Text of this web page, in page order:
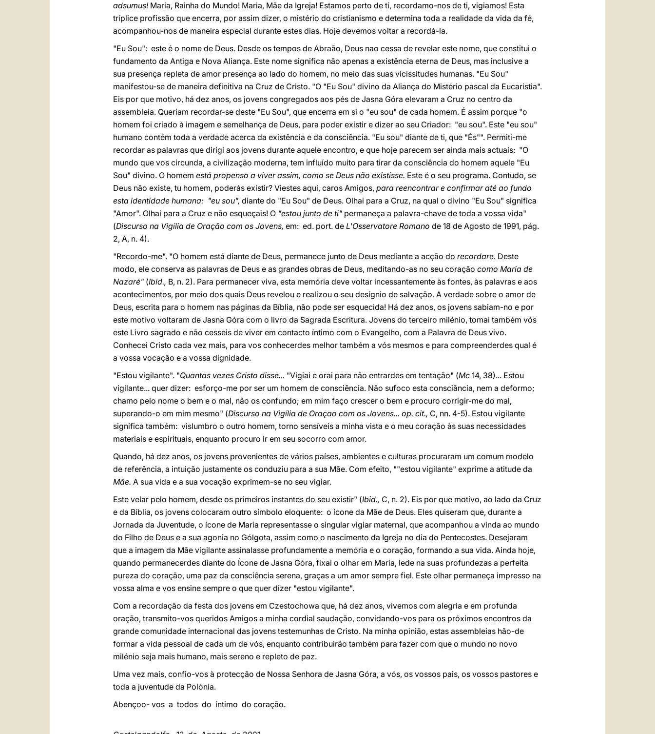
adsumus! Maria, Rainha do Mundo! Maria, Mãe da Igreja! Estamos perto de ti, recordamo-nos de ti, vigiamos! Esta
tríplice profissão que encerra, por assim dizer, o mistério do cristianismo e determina toda a realidade da vida da fé,
acompanhou-nos de maneira especial durante estes dias. Hoje devemos voltar a recordá-la.
"Eu Sou": este é o nome de Deus. Desde os tempos de Abraão, Deus nao cessa de revelar este nome, que constitui o
fundamento da Antiga e Nova Aliança. Este nome significa não apenas a existência eterna de Deus, mas inclusive a
sua presença repleta de amor presença ao lado do homem, no meio das suas vicissitudes humanas. "Eu Sou"
manifestou-se de maneira definitiva na Cruz de Cristo. "O "Eu Sou" divino da Aliança do Mistério pascal da Eucaristia".
Eis por que motivo, há dez anos, os jovens congregados aos pés de Jasna Góra elevaram a Cruz no centro da
assembleia. Queriam recordar-se deste "Eu Sou", que encerra em si o "eu sou" de cada homem. É assim porque "o
homem foi criado à imagem e semelhança de Deus, para poder existir e dizer ao seu Criador: "eu sou". Este "eu sou"
humano contém toda a verdade acerca da existência e da consciência. "Eu sou" diante de ti, que "És"". Permiti-me
recordar as palavras que dirigi aos jovens durante aquele encontro, e que hoje parecem ser ainda mais actuais: "O
mundo que vos circunda, a civilização moderna, tem influído muito para tirar da consciência do homem aquele "Eu
Sou" divino. O homem está propenso a viver assim, como se Deus não existisse. Este é o seu programa. Contudo, se
Deus não existe, tu homem, poderás existir? Viestes aqui, caros Amigos, para reencontrar e confirmar até ao fundo
esta identidade humana: "eu sou", diante do "Eu Sou" de Deus. Olhai para a Cruz, na qual o divino "Eu Sou" significa
"Amor". Olhai para a Cruz e não esqueçais! O "estou junto de ti" permaneça a palavra-chave de toda a vossa vida"
(Discurso na Vigília de Oração com os Jovens, em: ed. port. de L'Osservatore Romano de 18 de Agosto de 1991, pág.
2, A, n. 4).
"Recordo-me". "O homem está diante de Deus, permanece junto de Deus mediante a acção do recordare. Deste
modo, ele conserva as palavras de Deus e as grandes obras de Deus, meditando-as no seu coração como Maria de
Nazaré" (Ibid., B, n. 2). Para permanecer viva, esta memória deve voltar incessantemente às fontes, às palavras e aos
acontecimentos, por meio dos quais Deus revelou e realizou o seu desígnio de salvação. A verdade sobre o amor de
Deus, escrita para o homem nas páginas da Bíblia, não pode ser esquecida! Há dez anos, os jovens sabiam-no e por
este motivo voltaram de Jasna Góra com o livro da Sagrada Escritura. Jovens do terceiro milénio, tomai também vós
este Livro sagrado e não cesseis de viver em contacto íntimo com o Evangelho, com a Palavra de Deus vivo.
Conhecei Cristo cada vez mais, para vos conhecerdes melhor também a vós mesmos e para compreenderdes qual é
a vossa vocação e a vossa dignidade.
"Estou vigilante". "Quantas vezes Cristo disse... "Vigiai e orai para não entrardes em tentação" (Mc 14, 38)... Estou
vigilante... quer dizer: esforço-me por ser um homem de consciência. Não sufoco esta consciãncia, nem a deformo;
chamo pelo nome o bem e o mal, não os confundo; em mim faço crescer o bem e procuro corrigir-me do mal,
superando-o em mim mesmo" (Discurso na Vigília de Oraçao com os Jovens... op. cit., C, nn. 4-5). Estou vigilante
significa também: vislumbro o outro homem, torno sensíveis a minha vista e o meu coração às suas necessidades
materiais e espirituais, enquanto procuro ir em seu socorro com amor.
Quando, há dez anos, os jovens provenientes de vários países, ambientes e culturas procuraram um comum modelo
de referência, a intuição justamente os conduziu para a sua Mãe. Com efeito, ""estou vigilante" exprime a atitude da
Mãe. A sua vida e a sua vocação exprimem-se no seu vigiar.
Este velar pelo homem, desde os primeiros instantes do seu existir" (Ibid., C, n. 2). Eis por que motivo, ao lado da Cruz
e da Bíblia, os jovens colocaram outro símbolo eloquente: o ícone da Mãe de Deus. Eles quiseram que, durante a
Jornada da Juventude, o ícone de Maria representasse o singular vigiar maternal, que acompanhou a vinda ao mundo
do Filho de Deus e a sua agonia no Gólgota, assim como o nascimento da Igreja no dia do Pentecostes. Desejaram
que a imagem da Mãe vigilante assinalasse profundamente a memória e o coração, formando a sua vida. Ainda hoje,
quando permanecerdes diante do Ícone de Jasna Góra, fixai o olhar em Maria, lede na suas profundezas a perfeita
pureza do coração, uma paz da consciência serena, graças a um amor sempre fiel. Este olhar permaneça impresso na
vossa alma e vos ensine sempre o que quer dizer "estou vigilante".
Com a recordação da festa dos jovens em Czestochowa que, há dez anos, vivemos com alegria e em profunda
oração, transmito-vos queridos Amigos a minha cordial saudação, convidando-vos para os próximos encontros da
grande comunidade internacional das jovens testemunhas de Cristo. Na minha opinião, estas assembleias hão-de
formar a vida pessoal de cada um de vós, enquanto contribuirão também para fazer com que o mundo no novo
milénio seja mais humano, mais sereno e repleto de paz.
Uma vez mais, confio-vos à protecção de Nossa Senhora de Jasna Góra, a vós, os vossos pais, os vossos pastores e
toda a juventude da Polónia.
Abençoo- vos a todos do íntimo do coração.